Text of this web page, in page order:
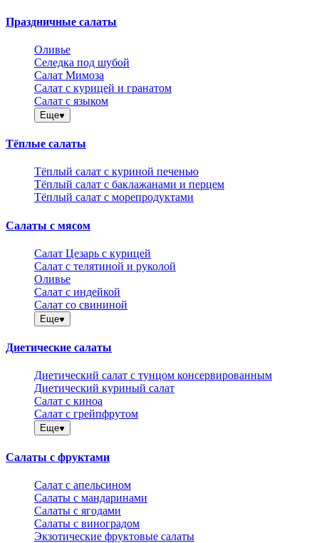
Праздничные салаты
Оливье
Селедка под шубой
Салат Мимоза
Салат с курицей и гранатом
Салат с языком
Еще
Тёплые салаты
Тёплый салат с куриной печенью
Тёплый салат с баклажанами и перцем
Тёплый салат с морепродуктами
Салаты с мясом
Салат Цезарь с курицей
Салат с телятиной и руколой
Оливье
Салат с индейкой
Салат со свининой
Еще
Диетические салаты
Диетический салат с тунцом консервированным
Диетический куриный салат
Салат с киноа
Салат с грейпфрутом
Еще
Салаты с фруктами
Салат с апельсином
Салаты с мандаринами
Салаты с ягодами
Салаты с виноградом
Экзотические фруктовые салаты